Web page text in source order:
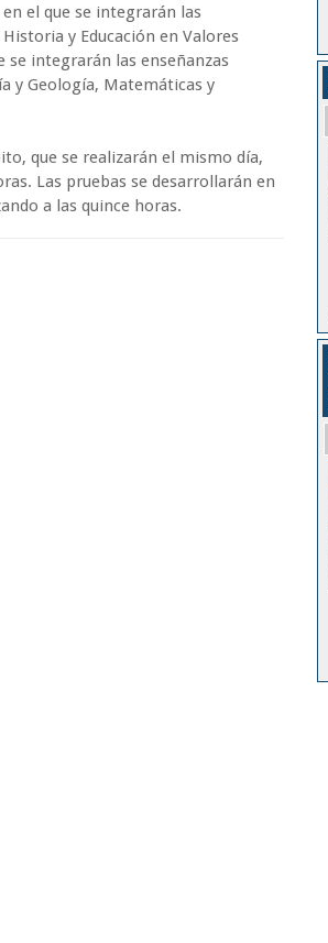
el que se integrarán las
y Educación en Valores
integrarán las enseñanzas
y Geología, Matemáticas y
que se realizarán el mismo día,
Las pruebas se desarrollarán en
a las quince horas.